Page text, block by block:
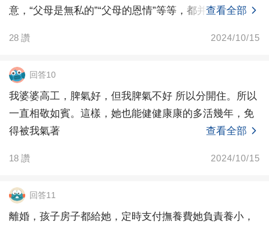
意，“父母是無私的”“父母的恩情”等等，都并不存在，因
查看全部
28 讚 2024/10/15
回答10
我婆婆高工，脾氣好，但我脾氣不好 所以分開住。所以
一直相敬如賓。這樣，她也能健健康康的多活幾年，免
得被我氣著
查看全部
18 讚 2024/10/15
回答11
離婚，孩子房子都給她，定時支付撫養費她負責養小，